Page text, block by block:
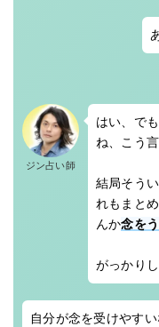
ジン占い師
はい、で
ね、こう言
結局そう
れもまと
んか念を
がっかり
自分が念を受けやす